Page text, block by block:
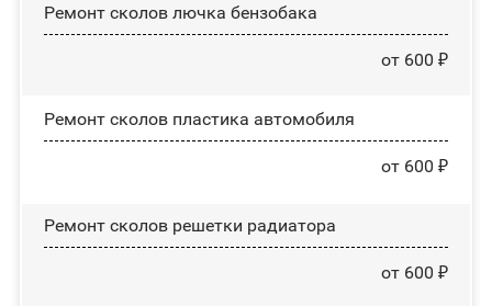
Ремонт сколов лючка бензобака
от 600 ₽
Ремонт сколов пластика автомобиля
от 600 ₽
Ремонт сколов решетки радиатора
от 600 ₽